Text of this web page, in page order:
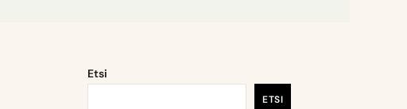
Etsi
ETSI